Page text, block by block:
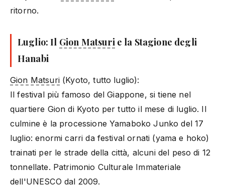
ritorno.
Luglio: Il Gion Matsuri e la Stagione degli
Hanabi
Gion Matsuri(Kyoto, tutto luglio):
Il festival più famoso del Giappone, si tiene nel
quartiere Gion di Kyoto per tutto il mese di luglio. Il
culmine è la processione Yamaboko Junko del 17
luglio: enormi carri da festival ornati (yama e hoko)
trainati per le strade della città, alcuni del peso di 12
tonnellate. Patrimonio Culturale Immateriale
dell'UNESCO dal 2009.